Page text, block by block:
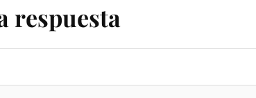
respuesta